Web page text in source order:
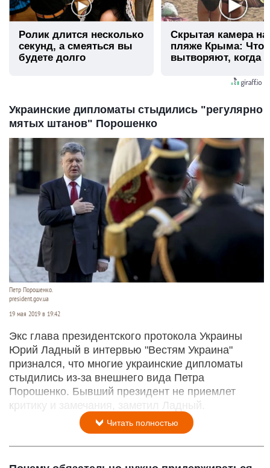
Ролик длится несколько
секунд, а смеяться вы
будете долго
Скрытая камера на
пляже Крыма: Что
вытворяют, когда
Украинские дипломаты стыдились "регулярно
мятых штанов" Порошенко
Петр Порошенко.
president.gov.ua
19 мая 2019 в 19:42
Экс глава президентского протокола Украины
Юрий Ладный в интервью "Вестям Украина"
признался, что многие украинские дипломаты
стыдились из-за внешнего вида Петра
Порошенко. Бывший президент не приемлет
критику и замечания, заметил Ладный.
Читать полностью